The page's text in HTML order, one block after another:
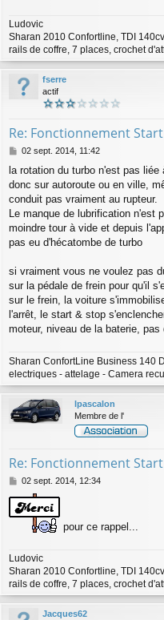
Ludovic
Sharan 2010 Confortline, TDI
rails de coffre, 7 places, crochet
fserre
actif
Re: Fonctionnement
M
s
s
a
g
02 sept. 2014, 11:42
la rotation du turbo n'est pas
donc sur autoroute ou en ville,
conduit pas vraiment au rupteur.
Le manque de lubrification n'est
moindre tour à vide et depuis
pas eu d'hécatombe de turbo
si vraiment vous ne voulez pas
sur la pédale de frein pour qu'il
sur le frein, la voiture
l'arrêt, le start & stop
moteur, niveau de la baterie,
Sharan ConfortLine Business 140
electriques - attelage - Camera
lpascalon
Membre de l'
Re: Fonctionnement
M
s
s
02 sept. 2014, 12:34
pour ce rappel...
Ludovic
Sharan 2010 Confortline, TDI
rails de coffre, 7 places, crochet
Jacques62